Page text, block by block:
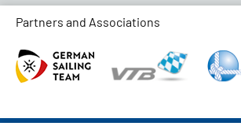
Partners and Associations